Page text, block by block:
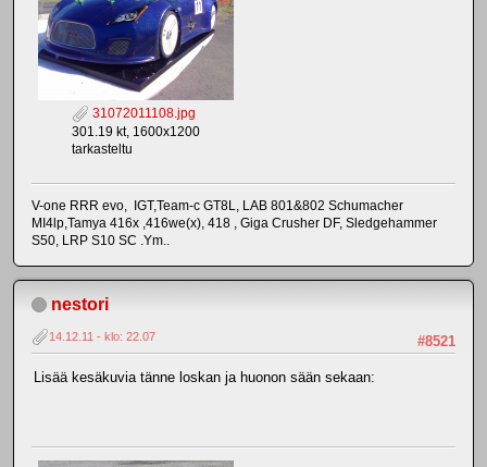
31072011108.jpg
301.19 kt, 1600x1200
tarkasteltu
V-one RRR evo, IGT,Team-c GT8L, LAB 801&802 Schumacher
MI4lp,Tamya 416x ,416we(x), 418 , Giga Crusher DF, Sledgehammer
S50, LRP S10 SC .Ym..
nestori
#8521
14.12.11 - klo: 22.07
Lisää kesäkuvia tänne loskan ja huonon sään sekaan: